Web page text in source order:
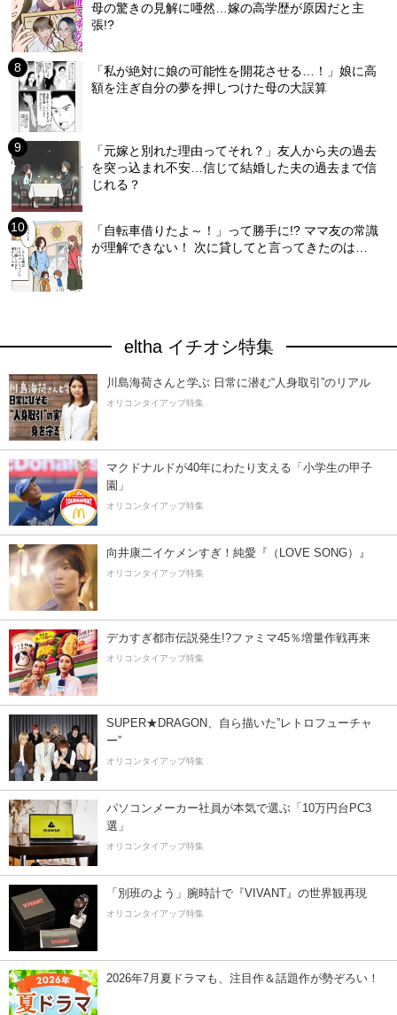
母の驚きの見解に唖然…嫁の高学歴が原因だと主
張!?
「私が絶対に娘の可能性を開花させる…！」娘に高
額を注ぎ自分の夢を押しつけた母の大誤算
「元嫁と別れた理由ってそれ？」友人から夫の過去
を突っ込まれ不安…信じて結婚した夫の過去まで信
じれる？
「自転車借りたよ～！」って勝手に!? ママ友の常識
が理解できない！ 次に貸してと言ってきたのは…
eltha イチオシ特集
川島海荷さんと学ぶ 日常に潜む“人身取引”のリアル
オリコンタイアップ特集
マクドナルドが40年にわたり支える「小学生の甲子
園」
オリコンタイアップ特集
向井康二イケメンすぎ！純愛『（LOVE SONG）』
オリコンタイアップ特集
デカすぎ都市伝説発生!?ファミマ45％増量作戦再来
オリコンタイアップ特集
SUPER★DRAGON、自ら描いた”レトロフューチャ
ー”
オリコンタイアップ特集
パソコンメーカー社員が本気で選ぶ「10万円台PC3
選」
オリコンタイアップ特集
「別班のよう」腕時計で『VIVANT』の世界観再現
オリコンタイアップ特集
2026年7月夏ドラマも、注目作＆話題作が勢ぞろい！